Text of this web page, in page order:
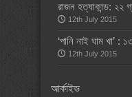
রাজন হত্যাকান্ড: ২২
12th July 2015
‘পানি নাই ঘাম খা’ :
12th July 2015
আর্কাইভ